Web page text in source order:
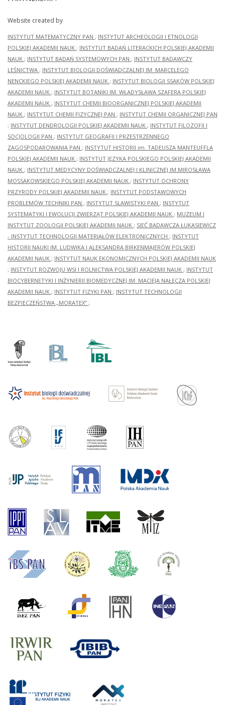
Website created by
INSTYTUT MATEMATYCZNY PAN ; INSTYTUT ARCHEOLOGII I ETNOLOGII
POLSKIEJ AKADEMII NAUK ; INSTYTUT BADAŃ LITERACKICH POLSKIEJ AKADEMII
NAUK ; INSTYTUT BADAŃ SYSTEMOWYCH PAN ; INSTYTUT BADAWCZY
LEŚNICTWA ; INSTYTUT BIOLOGII DOŚWIADCZALNEJ IM. MARCELEGO
NENCKIEGO POLSKIEJ AKADEMII NAUK ; INSTYTUT BIOLOGII SSAKÓW POLSKIEJ
AKADEMII NAUK ; INSTYTUT BOTANIKI IM. WŁADYSŁAWA SZAFERA POLSKIEJ
AKADEMII NAUK ; INSTYTUT CHEMII BIOORGANICZNEJ POLSKIEJ AKADEMII
NAUK ; INSTYTUT CHEMII FIZYCZNEJ PAN ; INSTYTUT CHEMII ORGANICZNEJ PAN
; INSTYTUT DENDROLOGII POLSKIEJ AKADEMII NAUK ; INSTYTUT FILOZOFII I
SOCJOLOGII PAN ; INSTYTUT GEOGRAFII I PRZESTRZENNEGO
ZAGOSPODAROWANIA PAN ; INSTYTUT HISTORII im. TADEUSZA MANTEUFFLA
POLSKIEJ AKADEMII NAUK ; INSTYTUT JĘZYKA POLSKIEGO POLSKIEJ AKADEMII
NAUK ; INSTYTUT MEDYCYNY DOŚWIADCZALNEJ I KLINICZNEJ IM.MIROSŁAWA
MOSSAKOWSKIEGO POLSKIEJ AKADEMII NAUK ; INSTYTUT OCHRONY
PRZYRODY POLSKIEJ AKADEMII NAUK ; INSTYTUT PODSTAWOWYCH
PROBLEMÓW TECHNIKI PAN ; INSTYTUT SLAWISTYKI PAN ; INSTYTUT
SYSTEMATYKI I EWOLUCJI ZWIERZĄT POLSKIEJ AKADEMII NAUK ; MUZEUM I
INSTYTUT ZOOLOGII POLSKIEJ AKADEMII NAUK ; SIEĆ BADAWCZA ŁUKASIEWICZ
- INSTYTUT TECHNOLOGII MATERIAŁÓW ELEKTRONICZNYCH ; INSTYTUT
HISTORII NAUKI IM. LUDWIKA I ALEKSANDRA BIRKENMAJERÓW POLSKIEJ
AKADEMII NAUK ; INSTYTUT NAUK EKONOMICZNYCH POLSKIEJ AKADEMII NAUK
; INSTYTUT ROZWOJU WSI I ROLNICTWA POLSKIEJ AKADEMII NAUK ; INSTYTUT
BIOCYBERNETYKI I INŻYNIERII BIOMEDYCZNEJ IM. MACIEJA NAŁĘCZA POLSKIEJ
AKADEMII NAUK ; INSTYTUT FIZYKI PAN ; INSTYTUT TECHNOLOGII
BEZPIECZEŃSTWA „MORATEX” ;